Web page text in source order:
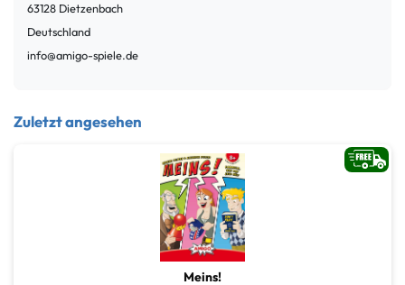
63128 Dietzenbach
Deutschland
info@amigo-spiele.de
Zuletzt angesehen
Meins!